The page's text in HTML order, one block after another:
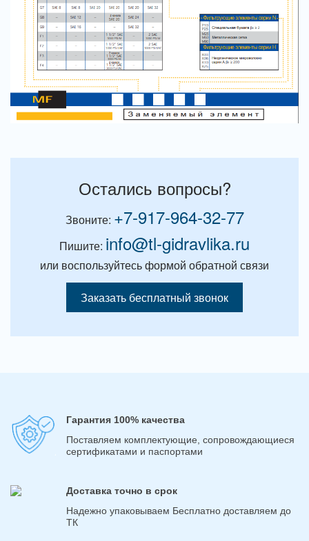
Остались вопросы?
Звоните: +7-917-964-32-77
Пишите: info@tl-gidravlika.ru
или воспользуйтесь формой обратной связи
Заказать бесплатный звонок
Гарантия 100% качества
Поставляем комплектующие, сопровождающиеся
сертификатами и паспортами
Доставка точно в срок
Надежно упаковываем Бесплатно доставляем до
ТК